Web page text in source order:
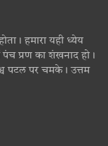
हमारा यही ध्येय
प्रण का शंखनाद हो।
पटल पर चमके। उत्तम